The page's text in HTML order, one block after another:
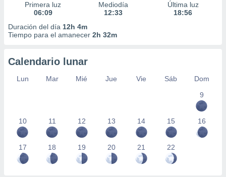
Primera luz
06:09
Mediodía
12:33
Última luz
18:56
Duración del día 12h 4m
Tiempo para el amanecer 2h 32m
Calendario lunar
Lun Mar Mié Jue Vie Sáb
Dom
9
10 11 12 13 14 15 16
17 18 19 20 21 22